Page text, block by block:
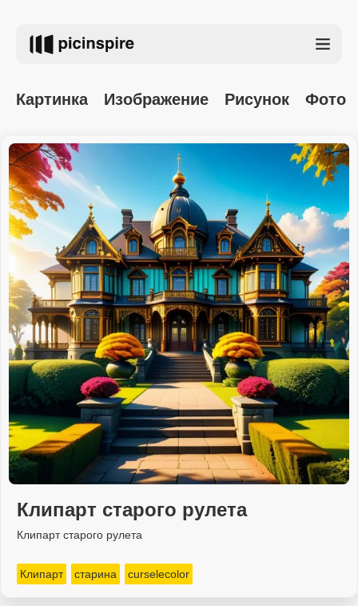
Картинка Изображение Рисунок Фото
Клипарт старого рулета
Клипарт старого рулета
Клипарт старина curselecolor